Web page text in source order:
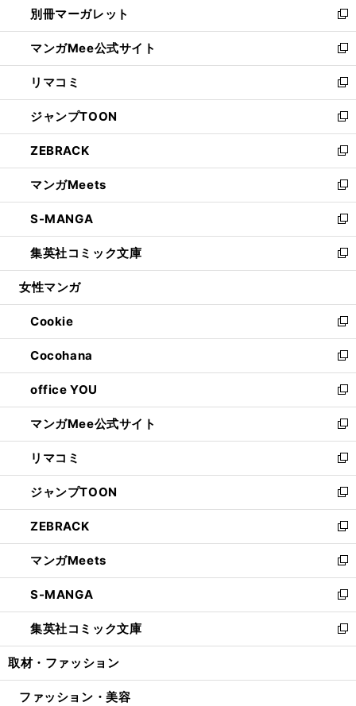
く
で
開
く
ィ
ン
ド
ウ
で
開
く
い
ウ
ィ
ン
ド
ウ
で
開
く
別冊マーガレット
新
し
い
ウ
ィ
ン
ド
ウ
で
開
く
マンガMee公式サイト
新
し
い
ウ
ィ
ン
ド
ウ
で
開
く
リマコミ
新
し
い
ウ
ィ
ン
ド
ウ
で
開
く
ジャンプTOON
新
し
い
ウ
ィ
ン
ド
ウ
で
開
ZEBRACK
新
し
い
ウ
ィ
ン
ド
ウ
開
く
マンガMeets
新
し
い
ウ
ィ
ン
ウ
で
開
く
S-MANGA
新
し
い
ウ
ン
ド
ウ
で
開
く
集英社コミック文庫
新
し
ウ
ィ
ン
ド
ウ
で
開
く
女性マンガ
Cookie
新
し
い
ウ
ィ
ン
ド
ウ
で
開
く
Cocohana
新
し
い
ウ
ィ
ン
ド
ウ
で
開
く
office YOU
新
し
い
ウ
ィ
ン
ド
ウ
で
開
く
マンガMee公式サイト
新
し
い
ウ
ィ
ン
ド
ウ
で
開
く
リマコミ
新
し
い
ウ
ィ
ン
ド
ウ
で
開
く
ジャンプTOON
新
し
い
ウ
ィ
ン
ド
ウ
で
開
ZEBRACK
新
し
い
ウ
ィ
ン
ド
ウ
開
マンガMeets
新
し
い
ウ
ィ
ン
ウ
S-MANGA
新
し
い
ウ
ン
集英社コミック文庫
新
し
ウ
取材・ファッション
ファッション・美容